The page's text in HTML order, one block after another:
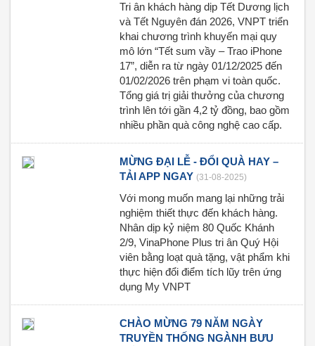
Tri ân khách hàng dịp Tết Dương lịch
và Tết Nguyên đán 2026, VNPT triển
khai chương trình khuyến mại quy
mô lớn “Tết sum vầy – Trao iPhone
17”, diễn ra từ ngày 01/12/2025 đến
01/02/2026 trên phạm vi toàn quốc.
Tổng giá trị giải thưởng của chương
trình lên tới gần 4,2 tỷ đồng, bao gồm
nhiều phần quà công nghệ cao cấp.
MỪNG ĐẠI LỄ - ĐỔI QUÀ HAY –
TẢI APP NGAY (31-08-2025)
Với mong muốn mang lại những trải
nghiệm thiết thực đến khách hàng.
Nhân dịp kỷ niệm 80 Quốc Khánh
2/9, VinaPhone Plus tri ân Quý Hội
viên bằng loạt quà tặng, vật phẩm khi
thực hiện đổi điểm tích lũy trên ứng
dụng My VNPT
CHÀO MỪNG 79 NĂM NGÀY
TRUYỀN THỐNG NGÀNH BƯU